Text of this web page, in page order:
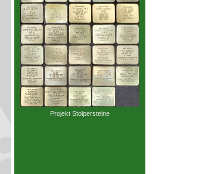
Projekt Stolpersteine